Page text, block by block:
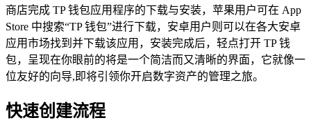
商店完成 TP 钱包应用程序的下载与安装，苹果用户可在 App
Store 中搜索“TP 钱包”进行下载，安卓用户则可以在各大安卓
应用市场找到并下载该应用，安装完成后，轻点打开 TP 钱
包，呈现在你眼前的将是一个简洁而又清晰的界面，它就像一
位友好的向导,即将引领你开启数字资产的管理之旅。
快速创建流程